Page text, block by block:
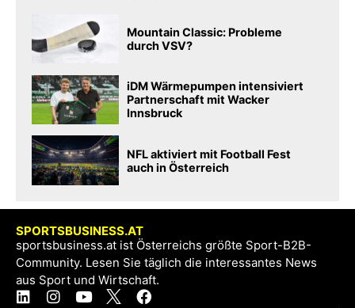
Mountain Classic: Probleme
durch VSV?
iDM Wärmepumpen intensiviert
Partnerschaft mit Wacker
Innsbruck
NFL aktiviert mit Football Fest
auch in Österreich
SPORTSBUSINESS.AT
sportsbusiness.at ist Österreichs größte Sport-B2B-
Community. Lesen Sie täglich die interessantes News
aus Sport und Wirtschaft.